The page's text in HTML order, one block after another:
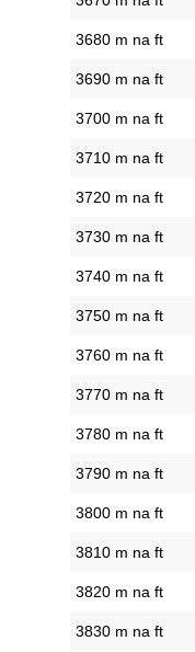
3680 m na ft
3690 m na ft
3700 m na ft
3710 m na ft
3720 m na ft
3730 m na ft
3740 m na ft
3750 m na ft
3760 m na ft
3770 m na ft
3780 m na ft
3790 m na ft
3800 m na ft
3810 m na ft
3820 m na ft
3830 m na ft